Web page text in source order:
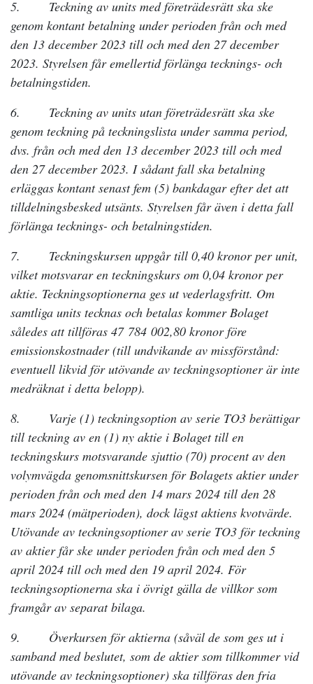
5. Teckning av units med företrädesrätt ska ske
genom kontant betalning under perioden från och med
den 13 december 2023 till och med den 27 december
2023. Styrelsen får emellertid förlänga tecknings- och
betalningstiden.
6. Teckning av units utan företrädesrätt ska ske
genom teckning på teckningslista under samma period,
dvs. från och med den 13 december 2023 till och med
den 27 december 2023. I sådant fall ska betalning
erläggas kontant senast fem (5) bankdagar efter det att
tilldelningsbesked utsänts. Styrelsen får även i detta fall
förlänga tecknings- och betalningstiden.
7. Teckningskursen uppgår till 0,40 kronor per unit,
vilket motsvarar en teckningskurs om 0,04 kronor per
aktie. Teckningsoptionerna ges ut vederlagsfritt. Om
samtliga units tecknas och betalas kommer Bolaget
således att tillföras 47 784 002,80 kronor före
emissionskostnader (till undvikande av missförstånd:
eventuell likvid för utövande av teckningsoptioner är inte
medräknat i detta belopp).
8. Varje (1) teckningsoption av serie TO3 berättigar
till teckning av en (1) ny aktie i Bolaget till en
teckningskurs motsvarande sjuttio (70) procent av den
volymvägda genomsnittskursen för Bolagets aktier under
perioden från och med den 14 mars 2024 till den 28
mars 2024 (mätperioden), dock lägst aktiens kvotvärde.
Utövande av teckningsoptioner av serie TO3 för teckning
av aktier får ske under perioden från och med den 5
april 2024 till och med den 19 april 2024. För
teckningsoptionerna ska i övrigt gälla de villkor som
framgår av separat bilaga.
9. Överkursen för aktierna (såväl de som ges ut i
samband med beslutet, som de aktier som tillkommer vid
utövande av teckningsoptioner) ska tillföras den fria